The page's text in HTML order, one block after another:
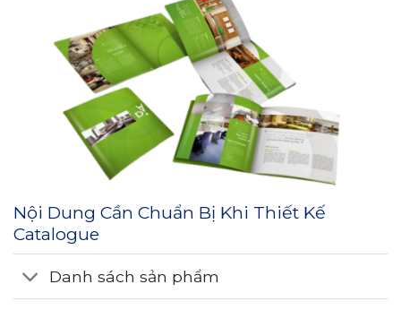
Nội Dung Cần Chuẩn Bị Khi Thiết Kế
Catalogue
Danh sách sản phẩm